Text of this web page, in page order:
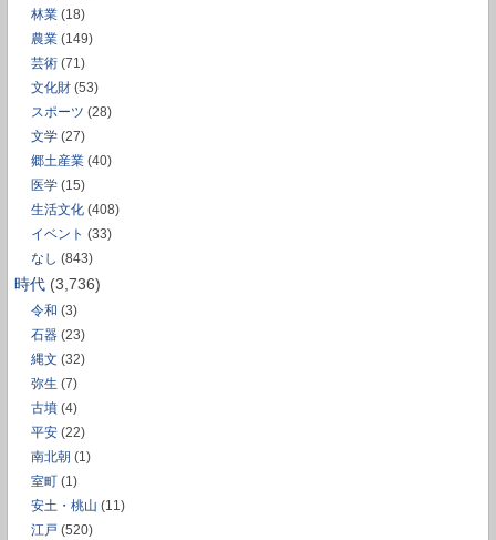
林業 (18)
農業 (149)
芸術 (71)
文化財 (53)
スポーツ (28)
文学 (27)
郷土産業 (40)
医学 (15)
生活文化 (408)
イベント (33)
なし (843)
時代 (3,736)
令和 (3)
石器 (23)
縄文 (32)
弥生 (7)
古墳 (4)
平安 (22)
南北朝 (1)
室町 (1)
安土・桃山 (11)
江戸 (520)